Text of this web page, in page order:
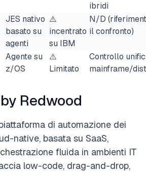
ibridi
JES nativo
basato su
agenti
⚠️
incentrato
su IBM
N/D
il confronto)
Agente su
z/OS
⚠️
Limitato
Controllo
mainframe/
Redwood
di automazione dei
native, basata su SaaS,
fluida in ambienti IT
low-code, drag-and-drop,